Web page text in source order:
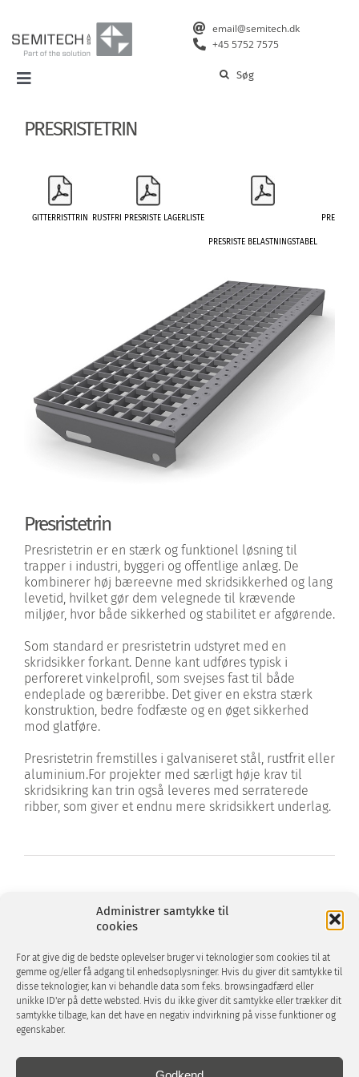
Administrer samtykke til
cookies
For at give dig de bedste oplevelser bruger vi teknologier som cookies til at
gemme og/eller få adgang til enhedsoplysninger. Hvis du giver dit samtykke til
disse teknologier, kan vi behandle data som f.eks. browsingadfærd eller
unikke ID'er på dette websted. Hvis du ikke giver dit samtykke eller trækker dit
samtykke tilbage, kan det have en negativ indvirkning på visse funktioner og
egenskaber.
content
email@semitech.dk
+45 5752 7575
Toggle
Arkitekt forum
Nyheder
Kontakt
Søg
PRESRISTETRIN
GITTERRISTTRIN RUSTFRI PRESRISTE LAGERLISTE
PRESRISTE BELASTNINGSTABEL
Presristetrin
Presristetrin er en stærk og funktionel løsning til
trapper i industri, byggeri og offentlige anlæg. De
kombinerer høj bæreevne med skridsikkerhed og lang
levetid, hvilket gør dem velegnede til krævende
miljøer, hvor både sikkerhed og stabilitet er afgørende.
Som standard er presristetrin udstyret med en
skridsikker forkant. Denne kant udføres typisk i
perforeret vinkelprofil, som svejses fast til både
endeplade og bæreribbe. Det giver en ekstra stærk
konstruktion, bedre fodfæste og en øget sikkerhed
mod glatføre.
Presristetrin fremstilles i galvaniseret stål, rustfrit eller
aluminium.For projekter med særligt høje krav til
skridsikring kan trin også leveres med serraterede
ribber, som giver et endnu mere skridsikkert underlag.
FANDT DU IKKE HVAD DU SØGTE – SIDDER
VI KLAR VED TELEFONEN